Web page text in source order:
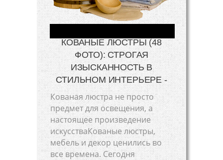
КОВАНЫЕ ЛЮСТРЫ (48
ФОТО): СТРОГАЯ
ИЗЫСКАННОСТЬ В
СТИЛЬНОМ ИНТЕРЬЕРЕ -
Кованая люстра не просто
предмет для освещения, а
настоящее произведение
искусстваКованые люстры,
мебель и декор ценились во
все времена. Сегодня